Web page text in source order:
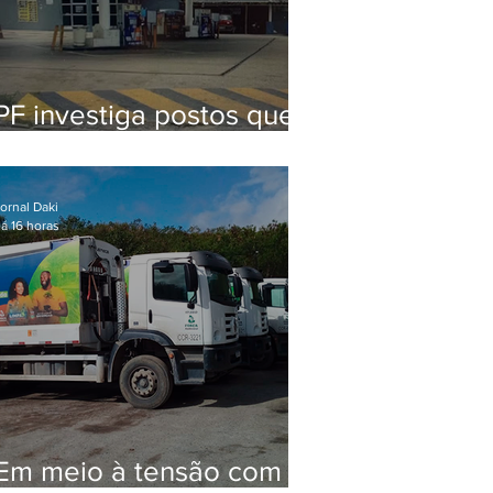
investiga postos que
de secretário
em 2020
meio à tensão com
Daki
16 horas